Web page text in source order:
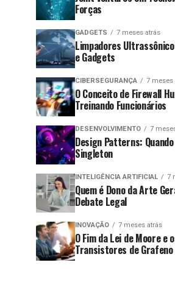
Forças
GADGETS 7 meses atrás
Limpadores
e Gadgets
CIBERSEGURANÇA 7 meses
O Conceito de Firewall
Treinando Funcionários
DESENVOLVIMENTO 7
Design Patterns:
Singleton
INTELIGÊNCIA ARTIFICIAL 7
Quem é Dono da Arte
Debate Legal
INOVAÇÃO 7 meses atrás
O Fim da Lei de Moore e
Transistores de Grafeno